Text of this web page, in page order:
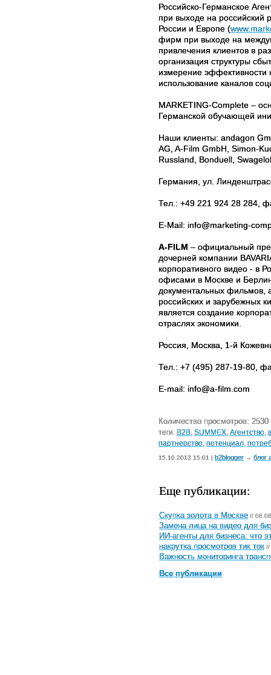
Российско-Германское
при выходе на российский
России и Европе (
фирм при выходе на
привлечения клиентов в
организация структуры
измерение эффективности
использование каналов
MARKETING-Complete –
Германской обучающей
Наши клиенты: andagon
AG, A-Film GmbH, Simon-
Russland, Bonduell,
Германия, ул.
Тел.: +49 221 924 28 284,
E-Mail: info@marketing-
A-FILM – официальный
дочерней компании
корпоративного видео - в
офисами в Москве и
документальных фильмов,
российских и зарубежных
является создание
отраслях экономики.
Россия, Москва, 1-й
Тел.: +7 (495) 287-19-80,
E-mail: info@a-film.com
Количество просмотров: 2530
теги: B2B SUMMEX Агентство
партнерство потенциал
15.10.2013 15:01 | b2blogger → блог
Еще публикации:
Скупка золота в Москве //
Замена лица на видео для
ИИ-агенты для бизнеса: что
накрутка просмотров тик ток //
Важность мониторинга
Все публикации